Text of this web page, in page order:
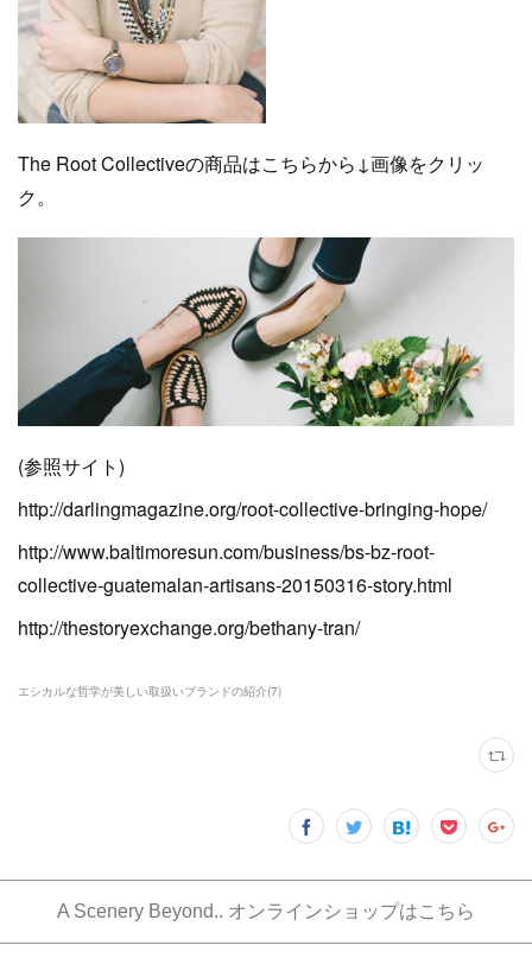
The Root Collectiveの商品はこちらから↓画像をクリッ
ク。
(参照サイト)
http://darlingmagazine.org/root-collective-bringing-hope/
http://www.baltimoresun.com/business/bs-bz-root-
collective-guatemalan-artisans-20150316-story.html
http://thestoryexchange.org/bethany-tran/
エシカルな哲学が美しい取扱いブランドの紹介(7)
A Scenery Beyond.. オンラインショップはこちら